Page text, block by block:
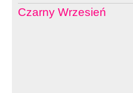
Czarny Wrzesień